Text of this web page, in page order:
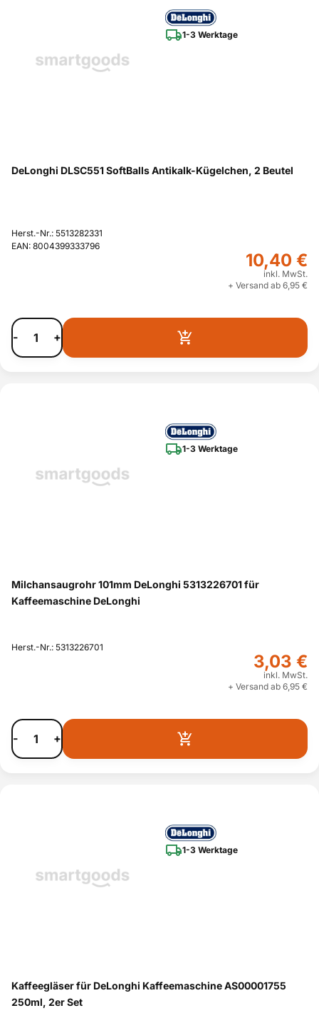
1-3 Werktage
DeLonghi DLSC551 SoftBalls Antikalk-Kügelchen, 2 Beutel
Herst.-Nr.: 5513282331
EAN: 8004399333796
10,40 €
inkl. MwSt.
+ Versand ab 6,95 €
- +
1-3 Werktage
Milchansaugrohr 101mm DeLonghi 5313226701 für
Kaffeemaschine DeLonghi
Herst.-Nr.: 5313226701
3,03 €
inkl. MwSt.
+ Versand ab 6,95 €
- +
1-3 Werktage
Kaffeegläser für DeLonghi Kaffeemaschine AS00001755
250ml, 2er Set